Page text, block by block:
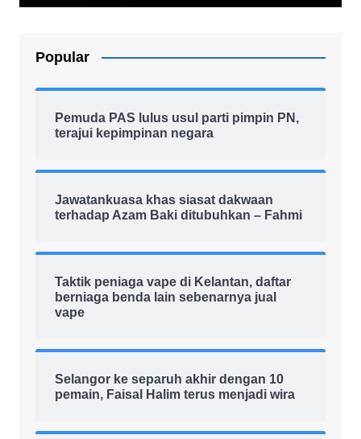
Popular
Pemuda PAS lulus usul parti pimpin PN,
terajui kepimpinan negara
Jawatankuasa khas siasat dakwaan
terhadap Azam Baki ditubuhkan – Fahmi
Taktik peniaga vape di Kelantan, daftar
berniaga benda lain sebenarnya jual
vape
Selangor ke separuh akhir dengan 10
pemain, Faisal Halim terus menjadi wira